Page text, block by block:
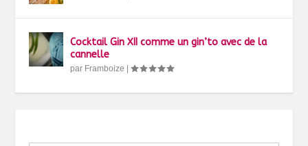
Cocktail Gin XII comme un gin’to avec de la
cannelle
par Framboize |